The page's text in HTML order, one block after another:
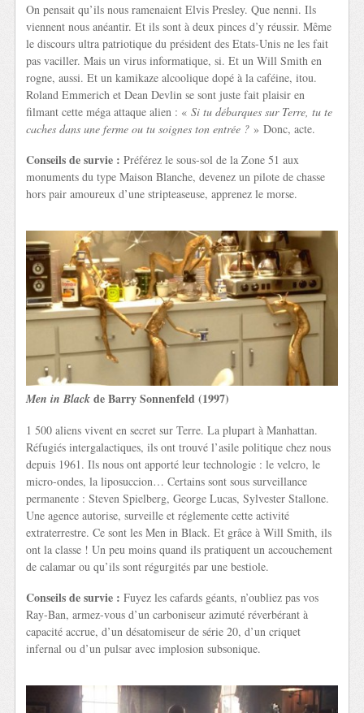
On pensait qu’ils nous ramenaient Elvis Presley. Que nenni. Ils
viennent nous anéantir. Et ils sont à deux pinces d’y réussir. Même
le discours ultra patriotique du président des Etats-Unis ne les fait
pas vaciller. Mais un virus informatique, si. Et un Will Smith en
rogne, aussi. Et un kamikaze alcoolique dopé à la caféine, itou.
Roland Emmerich et Dean Devlin se sont juste fait plaisir en
filmant cette méga attaque alien : «Si tu débarques sur Terre, tu te
caches dans une ferme ou tu soignes ton entrée ? » Donc, acte.
Conseils de survie : Préférez le sous-sol de la Zone 51 aux
monuments du type Maison Blanche, devenez un pilote de chasse
hors pair amoureux d’une stripteaseuse, apprenez le morse.
Men in Black de Barry Sonnenfeld (1997)
1 500 aliens vivent en secret sur Terre. La plupart à Manhattan.
Réfugiés intergalactiques, ils ont trouvé l’asile politique chez nous
depuis 1961. Ils nous ont apporté leur technologie : le velcro, le
micro-ondes, la liposuccion… Certains sont sous surveillance
permanente : Steven Spielberg, George Lucas, Sylvester Stallone.
Une agence autorise, surveille et réglemente cette activité
extraterrestre. Ce sont les Men in Black. Et grâce à Will Smith, ils
ont la classe ! Un peu moins quand ils pratiquent un accouchement
de calamar ou qu’ils sont régurgités par une bestiole.
Conseils de survie : Fuyez les cafards géants, n’oubliez pas vos
Ray-Ban, armez-vous d’un carboniseur azimuté réverbérant à
capacité accrue, d’un désatomiseur de série 20, d’un criquet
infernal ou d’un pulsar avec implosion subsonique.